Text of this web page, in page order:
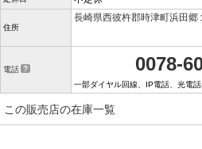
住所
長崎県西彼杵郡時津町浜田郷
電話 0078-
一部ダイヤル回線、IP電話、光電
この販売店の在庫一覧